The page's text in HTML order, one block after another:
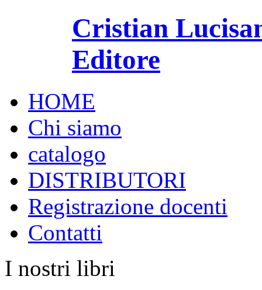
Cristian
Editore
HOME
Chi siamo
catalogo
DISTRIBUTORI
Registrazione docenti
Contatti
I nostri libri